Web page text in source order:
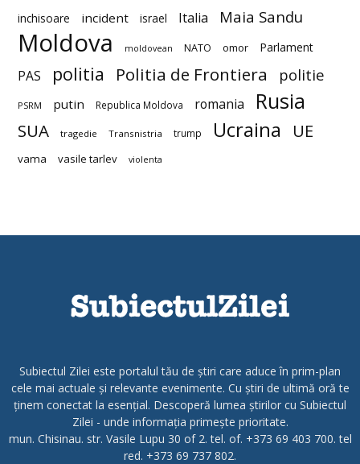
inchisoare incident israel Italia Maia Sandu
Moldova moldovean NATO omor Parlament
PAS politia Politia de Frontiera politie
PSRM putin Republica Moldova romania Rusia
SUA tragedie Transnistria trump Ucraina UE
vama vasile tarlev violenta
Subiectul Zilei este portalul tău de știri care aduce în prim-plan
cele mai actuale și relevante evenimente. Cu știri de ultimă oră te
ținem conectat la esențial. Descoperă lumea știrilor cu Subiectul
Zilei - unde informația primește prioritate.
mun. Chisinau. str. Vasile Lupu 30 of 2. tel. of. +373 69 403 700. tel
red. +373 69 737 802.